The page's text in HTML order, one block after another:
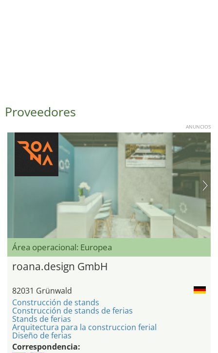
Proveedores
ANUNCIOS
Área operacional: Europea
roana.design GmbH
82031 Grünwald
Construcción de stands
Construcción de stands de ferias
Stands de ferias
Arquitectura para la construccion ferial
Diseño de ferias
Correspondencia: